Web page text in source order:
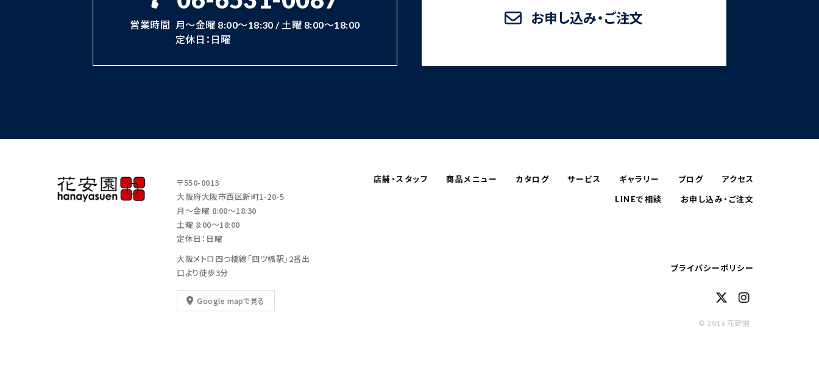
営業時間 月～金曜 8:00～18:30 / 土曜 8:00～18:00
定休日：日曜
お申し込み・ご注文
〒550-0013
大阪府大阪市西区新町1-20-5
月～金曜 8:00～18:30
土曜 8:00～18:00
定休日：日曜
大阪メトロ四つ橋線「四ツ橋駅」2番出
口より徒歩3分
Google mapで見る
店舗・スタッフ 商品メニュー カタログ サービス ギャラリー ブログ アクセス
LINEで相談 お申し込み・ご注文
プライバシーポリシー
© 2016 花安園